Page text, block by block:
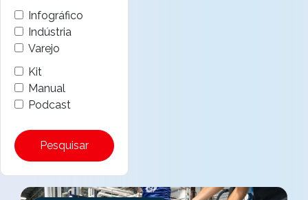
Infográfico
Indústria
Varejo
Kit
Manual
Podcast
Pesquisar